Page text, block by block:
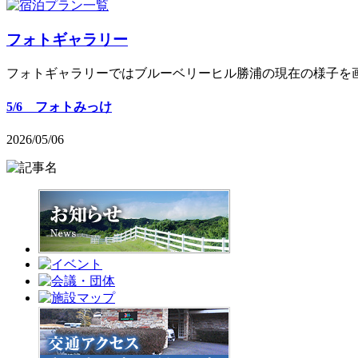
フォトギャラリー
フォトギャラリーではブルーベリーヒル勝浦の現在の様子を
5/6 フォトみっけ
2026/05/06